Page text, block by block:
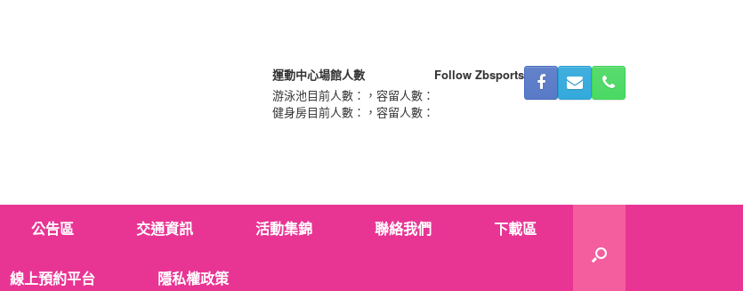
運動中心場館人數
游泳池目前人數：
，容留人數：
健身房目前人數：
，容留人數：
Follow Zbsports
公告區 交通資訊 活動集錦 聯絡我們 下載區
線上預約平台 隱私權政策